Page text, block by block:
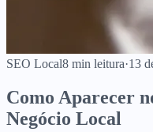
SEO Local8 min leitura·13
Como Aparecer
Negócio Local